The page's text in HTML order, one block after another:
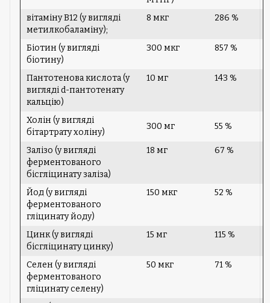
вітаміну B12 (у вигляді
метилкобаламіну);
8 мкг 286 %
Біотин (у вигляді
біотину)
300 мкг 857 %
Пантотенова кислота (у
вигляді d-пантотенату
кальцію)
10 мг 143 %
Холін (у вигляді
бітартрату холіну)
300 мг 55 %
Залізо (у вигляді
ферментованого
бісгліцинату заліза)
18 мг 67 %
Йод (у вигляді
ферментованого
гліцинату йоду)
150 мкг 52 %
Цинк (у вигляді
бісгліцинату цинку)
15 мг 115 %
Селен (у вигляді
ферментованого
гліцинату селену)
50 мкг 71 %